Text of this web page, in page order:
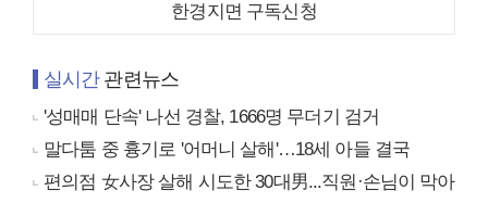
한경지면 구독신청
실시간관련뉴스
'성매매 단속' 나선 경찰, 1666명 무더기 검거
말다툼 중 흉기로 '어머니 살해'…18세 아들 결국
편의점 女사장 살해 시도한 30대男...직원·손님이 막아